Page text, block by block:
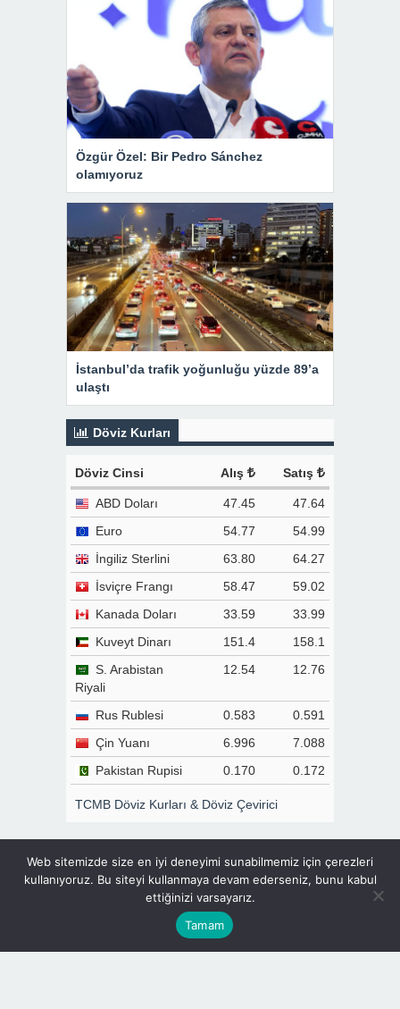
Özgür Özel: Bir Pedro Sánchez
olamıyoruz
İstanbul’da trafik yoğunluğu yüzde 89’a
ulaştı
Döviz Kurları
Döviz Cinsi Alış Satış
ABD Doları 47.45
47.64
Euro
54.77
54.99
İngiliz Sterlini
63.80
64.27
İsviçre Frangı
58.47
59.02
Kanada Doları
33.59
33.99
Kuveyt Dinarı
151.4
158.1
S. Arabistan
Riyali
12.54 12.76
Rus Rublesi 0.583
0.591
Çin Yuanı
6.996
7.088
Pakistan Rupisi
0.170 0.172
TCMB Döviz Kurları & Döviz Çevirici
Gazete Manşetleri
Gizlilik Politikası
İletişim
Web sitemizde size en iyi deneyimi sunabilmemiz için çerezleri
kullanıyoruz. Bu siteyi kullanmaya devam ederseniz, bunu kabul
ettiğinizi varsayarız.
Tamam